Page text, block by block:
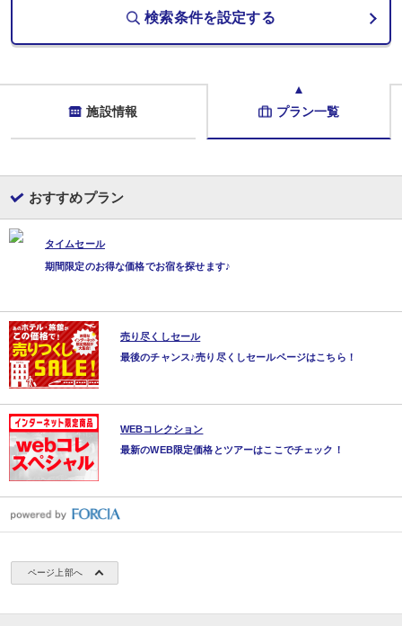
検索条件を設定する
施設情報 プラン一覧
おすすめプラン
タイムセール
期間限定のお得な価格でお宿を探せます♪
売り尽くしセール
最後のチャンス♪売り尽くしセールページはこちら！
WEBコレクション
最新のWEB限定価格とツアーはここでチェック！
ページ上部へ